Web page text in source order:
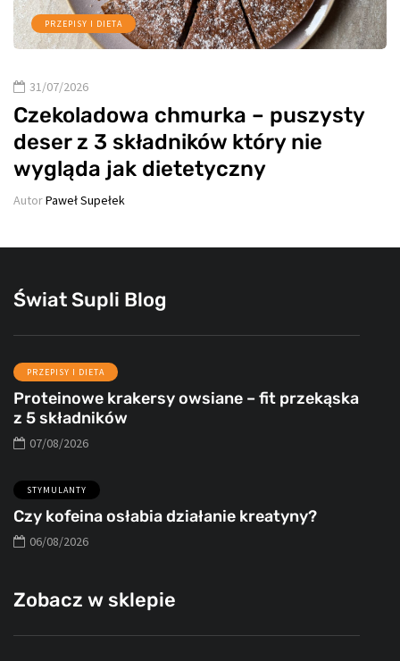
PRZEPISY I DIETA
31/07/2026
Czekoladowa chmurka – puszysty
deser z 3 składników który nie
wygląda jak dietetyczny
AutorPaweł Supełek
Świat Supli Blog
PRZEPISY I DIETA
Proteinowe krakersy owsiane – fit przekąska
z 5 składników
07/08/2026
STYMULANTY
Czy kofeina osłabia działanie kreatyny?
06/08/2026
Zobacz w sklepie